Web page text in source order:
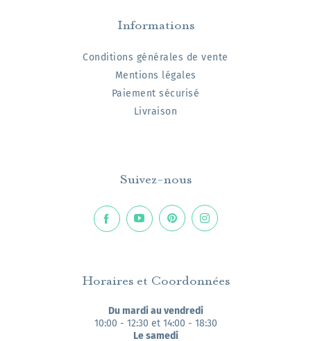
Informations
Conditions générales de vente
Mentions légales
Paiement sécurisé
Livraison
Suivez-nous
Horaires et Coordonnées
Du mardi au vendredi
10:00 - 12:30 et 14:00 - 18:30
Le samedi